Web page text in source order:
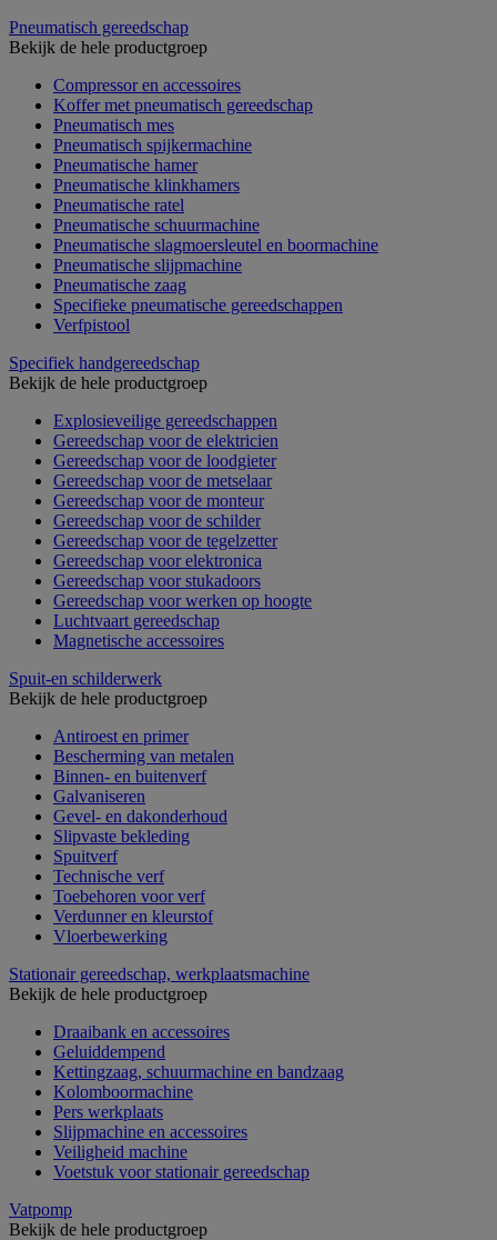
Pneumatisch gereedschap
Bekijk de hele productgroep
Compressor en accessoires
Koffer met pneumatisch gereedschap
Pneumatisch mes
Pneumatisch spijkermachine
Pneumatische hamer
Pneumatische klinkhamers
Pneumatische ratel
Pneumatische schuurmachine
Pneumatische slagmoersleutel en boormachine
Pneumatische slijpmachine
Pneumatische zaag
Specifieke pneumatische gereedschappen
Verfpistool
Specifiek handgereedschap
Bekijk de hele productgroep
Explosieveilige gereedschappen
Gereedschap voor de elektricien
Gereedschap voor de loodgieter
Gereedschap voor de metselaar
Gereedschap voor de monteur
Gereedschap voor de schilder
Gereedschap voor de tegelzetter
Gereedschap voor elektronica
Gereedschap voor stukadoors
Gereedschap voor werken op hoogte
Luchtvaart gereedschap
Magnetische accessoires
Spuit-en schilderwerk
Bekijk de hele productgroep
Antiroest en primer
Bescherming van metalen
Binnen- en buitenverf
Galvaniseren
Gevel- en dakonderhoud
Slipvaste bekleding
Spuitverf
Technische verf
Toebehoren voor verf
Verdunner en kleurstof
Vloerbewerking
Stationair gereedschap, werkplaatsmachine
Bekijk de hele productgroep
Draaibank en accessoires
Geluiddempend
Kettingzaag, schuurmachine en bandzaag
Kolomboormachine
Pers werkplaats
Slijpmachine en accessoires
Veiligheid machine
Voetstuk voor stationair gereedschap
Vatpomp
Bekijk de hele productgroep